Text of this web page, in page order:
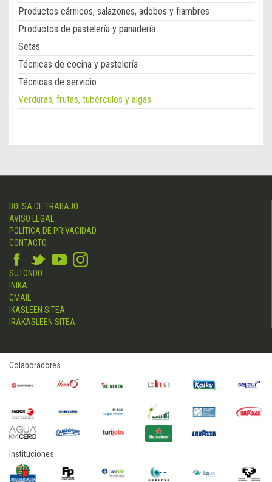
Productos cárnicos, salazones, adobos y fiambres
Productos de pastelería y panadería
Setas
Técnicas de cocina y pastelería
Técnicas de servicio
Verduras, frutas, tubérculos y algas
BOLSA DE TRABAJO
AVISO LEGAL
POLÍTICA DE PRIVACIDAD
CONTACTO
SUTONDO
INIKA
GMAIL
IKASLEEN SITEA
IRAKASLEEN SITEA
Colaboradores
Instituciones